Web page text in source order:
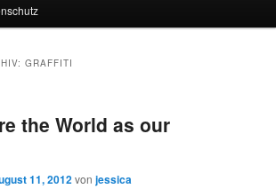
GRAFFITI
the World as our
11, 2012vonjessica